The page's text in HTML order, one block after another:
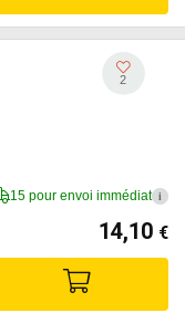
2
15 pour envoi immédiat i
14,10 €